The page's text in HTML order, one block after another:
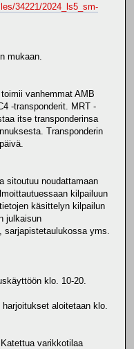
34221/2024_ls5_sm-
mukaan.
vanhemmat AMB
-transponderit. MRT -
itse transponderinsa
Transponderin
sitoutuu noudattamaan
kilpailuun
käsittelyn kilpailun
julkaisun
yms.
klo. 10-20.
aloitetaan klo.
varikkotilaa